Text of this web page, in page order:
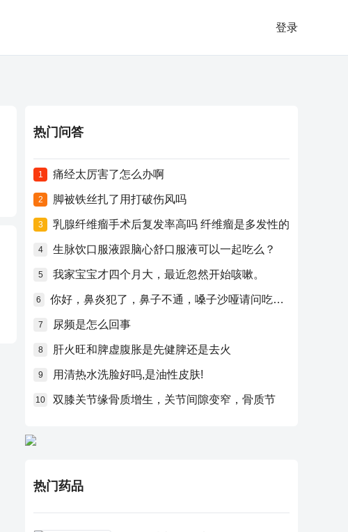
登录
热门问答
1 痛经太厉害了怎么办啊
2 脚被铁丝扎了用打破伤风吗
3 乳腺纤维瘤手术后复发率高吗 纤维瘤是多发性的
4 生脉饮口服液跟脑心舒口服液可以一起吃么？
5 我家宝宝才四个月大，最近忽然开始咳嗽。
6 你好，鼻炎犯了，鼻子不通，嗓子沙哑请问吃什么药比较好？
7 尿频是怎么回事
8 肝火旺和脾虚腹胀是先健脾还是去火
9 用清热水洗脸好吗,是油性皮肤!
10 双膝关节缘骨质增生，关节间隙变窄，骨质节
热门药品